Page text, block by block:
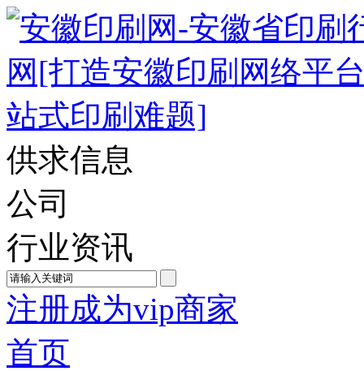
供求信息
公司
行业资讯
注册成为vip商家
首页